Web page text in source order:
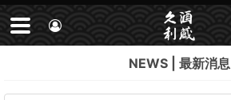
NEWS 最新消息